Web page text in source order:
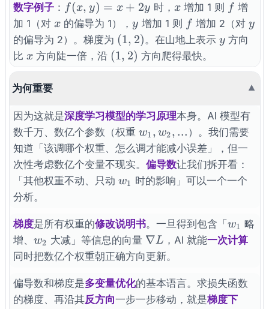
数字例子 ： f(x,y)=x+2y
f(x, y) = x + 2y 时， x
x增加 1 则 ff 增
加 1（对x
x 的偏导为 1），y
y 增加 1 则 ff 增加 2（对y
y
的偏导为 2）。梯度为 (1,
2)
(1, 2) 。在山地上表示 y
y 方向
比x
x 方向陡一倍，沿 (1,2)
(1, 2) 方向爬得最快。
为何重要 ▼
因为这就是深度学习模型的学习原理本身。AI 模型有
数千万、数亿个参数（权重w_1,
w_2,
...
w1 , w2, ... ）。我们需要
知道「该调哪个权重、怎么调才能减小误差」，但一
次性考虑数亿个变量不现实。偏导数让我们拆开看：
「其他权重不动、只动w_1
w1 时的影响」可以一个一个
分析。
梯度是所有权重的修改说明书。一旦得到包含「w_1
w1 略
增、w_2
w2 大减」等信息的向量 \nabla
L
∇L ，AI 就能一次计算
同时把数亿个权重朝正确方向更新。
偏导数和梯度是多变量优化的基本语言。求损失函数
的梯度、再沿其反方向一步一步移动，就是梯度下